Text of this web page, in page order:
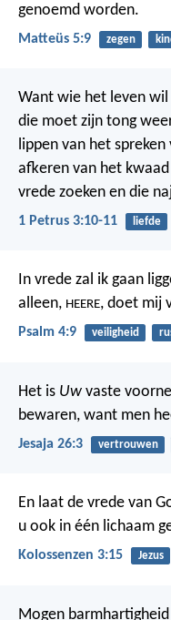
genoemd worden.
Matteüs 5:9 zegen
Want wie het leven wil
die moet zijn tong
lippen van het
afkeren van het
vrede zoeken en die
1 Petrus 3:10-11 liefde
In vrede zal ik gaan
alleen, HEERE, doet mij
Psalm 4:9 veiligheid
Het is Uw vaste
bewaren, want men
Jesaja 26:3 vertrouwen
En laat de vrede van
u ook in één lichaam
Kolossenzen 3:15 Jezus
Mogen